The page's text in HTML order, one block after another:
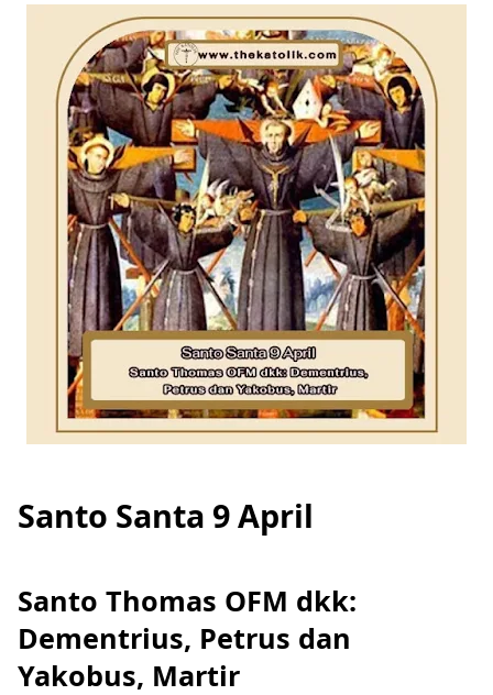
Santo Santa 9 April
Santo Thomas OFM dkk:
Dementrius, Petrus dan
Yakobus, Martir